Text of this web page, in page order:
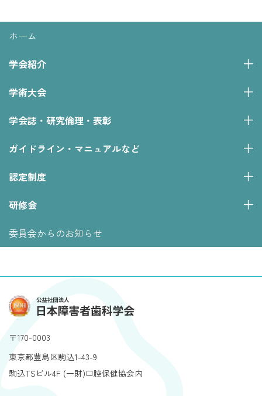
ホーム
学会紹介
学術大会
学会誌・研究倫理・表彰
ガイドライン・マニュアルなど
認定制度
研修会
委員会からのお知らせ
〒170-0003
東京都豊島区駒込1-43-9
駒込TSビル4F (一財)口腔保健協会内